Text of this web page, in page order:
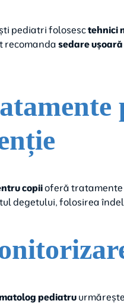
pediatri folosesctehnici
recomanda sedare ușoară
copiioferă tratamente
degetului, folosirea
pediatru